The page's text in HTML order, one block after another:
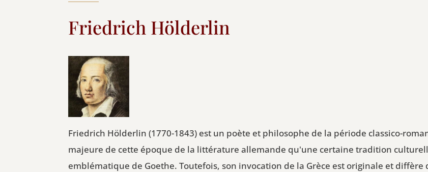
Friedrich Hölderlin
Friedrich Hölderlin (1770-1843) est un poète et philosophe de la période classico-
majeure de cette époque de la littérature allemande qu'une certaine tradition
emblématique de Goethe. Toutefois, son invocation de la Grèce est originale et diffère